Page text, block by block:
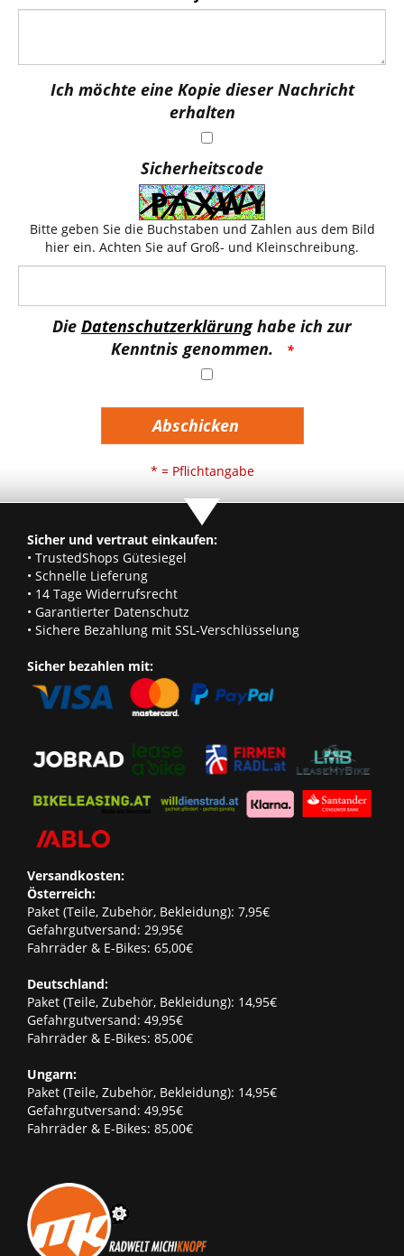
Ich möchte eine Kopie dieser Nachricht
erhalten
Sicherheitscode
Bitte geben Sie die Buchstaben und Zahlen aus dem Bild
hier ein. Achten Sie auf Groß- und Kleinschreibung.
Die Datenschutzerklärunghabe ich zur
Kenntnis genommen.
Abschicken
* = Pflichtangabe
Sicher und vertraut einkaufen:
• TrustedShops Gütesiegel
• Schnelle Lieferung
• 14 Tage Widerrufsrecht
• Garantierter Datenschutz
• Sichere Bezahlung mit SSL-Verschlüsselung
Sicher bezahlen mit:
Versandkosten:
Österreich:
Paket (Teile, Zubehör, Bekleidung): 7,95€
Gefahrgutversand: 29,95€
Fahrräder & E-Bikes: 65,00€
Deutschland:
Paket (Teile, Zubehör, Bekleidung): 14,95€
Gefahrgutversand: 49,95€
Fahrräder & E-Bikes: 85,00€
Ungarn:
Paket (Teile, Zubehör, Bekleidung): 14,95€
Gefahrgutversand: 49,95€
Fahrräder & E-Bikes: 85,00€